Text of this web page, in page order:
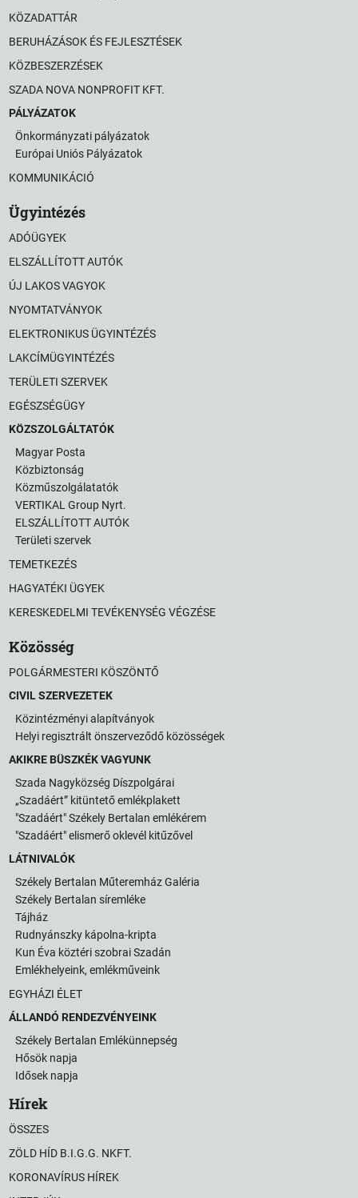
KÖZADATTÁR
BERUHÁZÁSOK ÉS FEJLESZTÉSEK
KÖZBESZERZÉSEK
SZADA NOVA NONPROFIT KFT.
PÁLYÁZATOK
Önkormányzati pályázatok
Európai Uniós Pályázatok
KOMMUNIKÁCIÓ
Ügyintézés
ADÓÜGYEK
ELSZÁLLÍTOTT AUTÓK
ÚJ LAKOS VAGYOK
NYOMTATVÁNYOK
ELEKTRONIKUS ÜGYINTÉZÉS
LAKCÍMÜGYINTÉZÉS
TERÜLETI SZERVEK
EGÉSZSÉGÜGY
KÖZSZOLGÁLTATÓK
Magyar Posta
Közbiztonság
Közműszolgálatatók
VERTIKAL Group Nyrt.
ELSZÁLLÍTOTT AUTÓK
Területi szervek
TEMETKEZÉS
HAGYATÉKI ÜGYEK
KERESKEDELMI TEVÉKENYSÉG VÉGZÉSE
Közösség
POLGÁRMESTERI KÖSZÖNTŐ
CIVIL SZERVEZETEK
Közintézményi alapítványok
Helyi regisztrált önszerveződő közösségek
AKIKRE BÜSZKÉK VAGYUNK
Szada Nagyközség Díszpolgárai
„Szadáért” kitüntető emlékplakett
"Szadáért" Székely Bertalan emlékérem
"Szadáért" elismerő oklevél kitűzővel
LÁTNIVALÓK
Székely Bertalan Műteremház Galéria
Székely Bertalan síremléke
Tájház
Rudnyánszky kápolna-kripta
Kun Éva köztéri szobrai Szadán
Emlékhelyeink, emlékműveink
EGYHÁZI ÉLET
ÁLLANDÓ RENDEZVÉNYEINK
Székely Bertalan Emlékünnepség
Hősök napja
Idősek napja
Hírek
ÖSSZES
ZÖLD HÍD B.I.G.G. NKFT.
KORONAVÍRUS HÍREK